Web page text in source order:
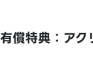
有償特典：アク